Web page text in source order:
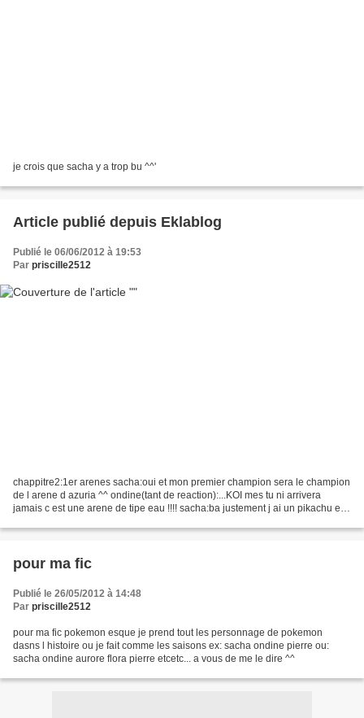
je crois que sacha y a trop bu ^^'
Article publié depuis Eklablog
Publié le 06/06/2012 à 19:53
Par priscille2512
chappitre2:1er arenes sacha:oui et mon premier champion sera le champion
de l arene d azuria ^^ ondine(tant de reaction):...KOI mes tu ni arrivera
jamais c est une arene de tipe eau !!!! sacha:ba justement j ai un pikachu et
pour ma fic
Publié le 26/05/2012 à 14:48
Par priscille2512
pour ma fic pokemon esque je prend tout les personnage de pokemon
dasns l histoire ou je fait comme les saisons ex: sacha ondine pierre ou:
sacha ondine aurore flora pierre etcetc... a vous de me le dire ^^